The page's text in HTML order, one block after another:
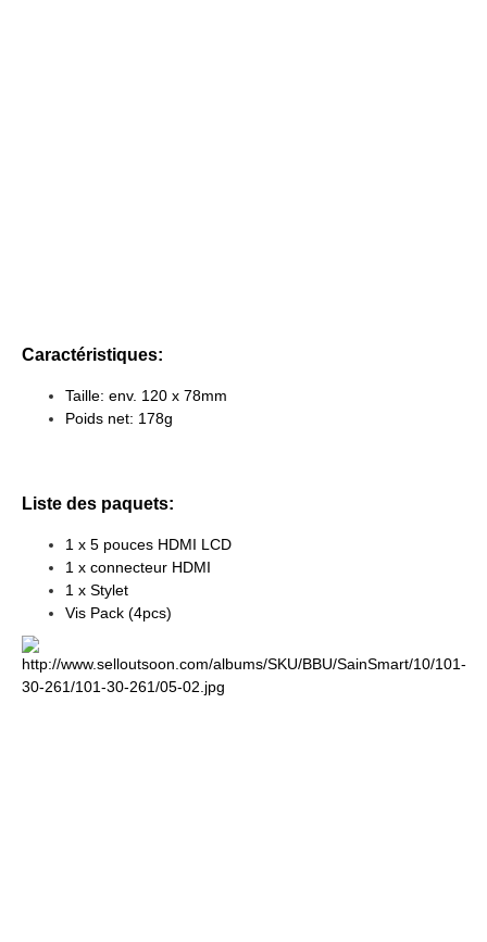
Caractéristiques:
Taille: env. 120 x 78mm
Poids net: 178g
Liste des paquets:
1 x 5 pouces HDMI LCD
1 x connecteur HDMI
1 x Stylet
Vis Pack (4pcs)